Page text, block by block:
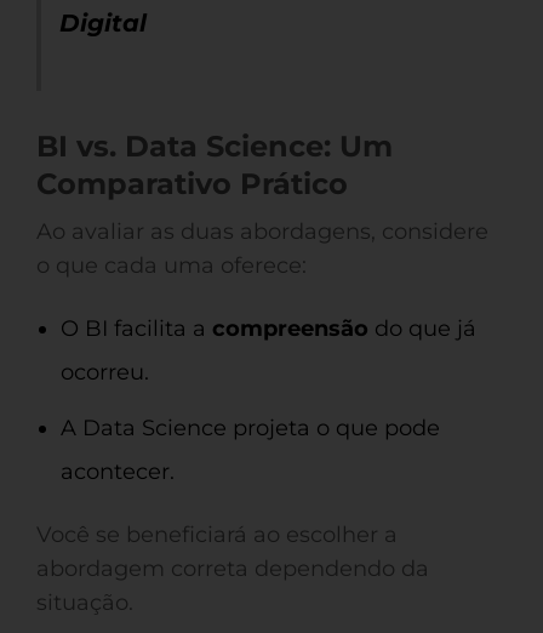
Digital
BI vs. Data Science: Um
Comparativo Prático
Ao avaliar as duas abordagens, considere
o que cada uma oferece:
O BI facilita a compreensão do que já
ocorreu.
A Data Science projeta o que pode
acontecer.
Você se beneficiará ao escolher a
abordagem correta dependendo da
situação.